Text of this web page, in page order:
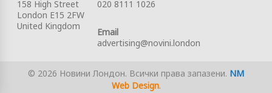
158 High Street
London E15 2FW
United Kingdom
020 8111 1026
Email
advertising@novini.london
© 2026 Новини Лондон. Всички права запазени. NM
Web Design.